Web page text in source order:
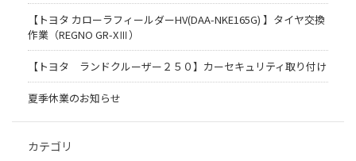
【トヨタ カローラフィールダーHV(DAA-NKE165G) 】タイヤ交換
作業（REGNO GR-XⅢ）
【トヨタ ランドクルーザー２５０】カーセキュリティ取り付け
夏季休業のお知らせ
カテゴリ